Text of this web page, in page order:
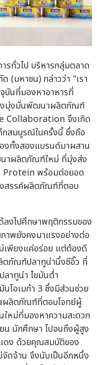
ทั่วไป บริหารกลุ่มตลาด
(มหาชน) กล่าวว่า "เรา
บันที่มองหาอาหารที่
งมุ่งมั่นพัฒนาผลิตภัณฑ์
Collaboration จึงเกิด
กสมบูรณ์ในครั้งนี้ ซึ่งถือ
งทั้งสองแบรนด์มาผสาน
นาผลิตภัณฑ์ใหม่ ที่มุ่งส่ง
Protein พร้อมต่อยอด
งสรรค์ผลิตภัณฑ์ที่ตอบ
งไปศึกษาพฤติกรรมของ
าพยังคงมาแรงอย่างต่อ
เพียงแค่อร่อย แต่ต้องดี
ภัณฑ์ปลาทูน่านึ่งซีอิ๊ว ที่
าทูน่า ไขมันต่ำ
โอเมก้า 3 ซึ่งมีส่วนช่วย
นผลิตภัณฑ์ที่ตอบโจทย์ผู้
ใหม่ที่มองหาความสะดวก
น นักศึกษา ไปจนถึงผู้สูง
ดง ด้วยคุณสมบัติของ
จัดจ้าน จึงนับเป็นอีกหนึ่ง